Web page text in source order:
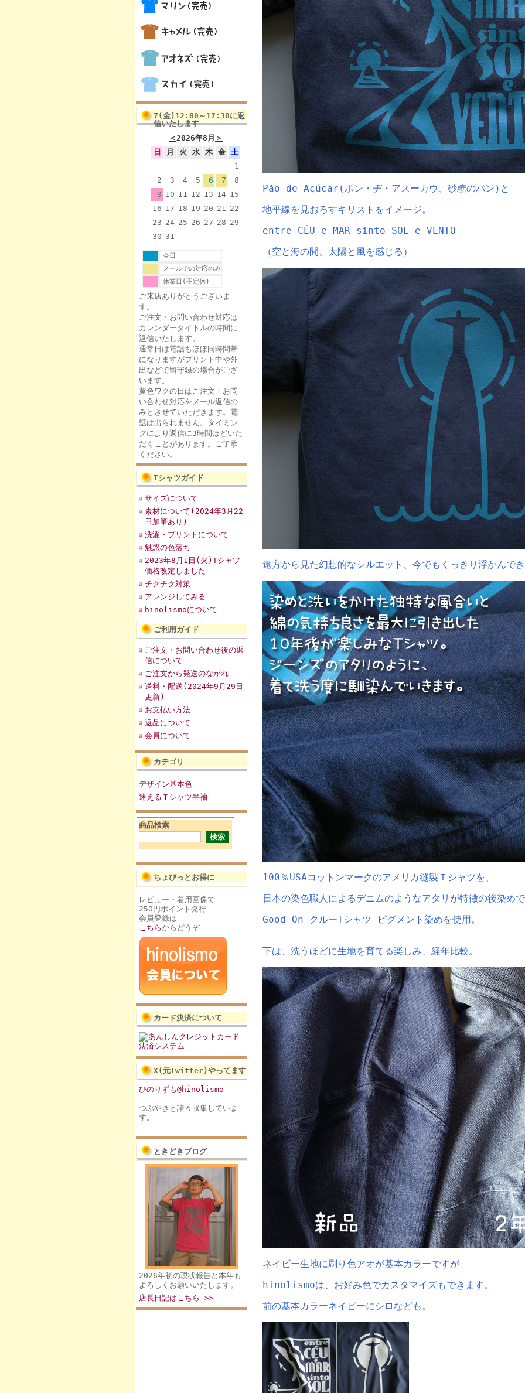
7(金)12:00～17:30に返
信いたします
＜2026年8月 ＞
日
月 火 水 木 金
土
1
2
3 4 5 6 7
8
9 10 11 12 13 14 15
16 17 18 19 20 21 22
23 24 25 26 27 28 29
30 31
今日
メールでの対応のみ
休業日(不定休)
ご来店ありがとうございま
す。
ご注文・お問い合わせ対応は
カレンダータイトルの時間に
返信いたします。
通常日は電話もほぼ同時間帯
になりますがプリント中や外
出などで留守録の場合がござ
います。
黄色ワクの日はご注文・お問
い合わせ対応をメール返信の
みとさせていただきます。電
話は出られません。タイミン
グにより返信に3時間ほどいた
だくことがあります。ご了承
ください。
Tシャツガイド
サイズについて
素材について(2024年3月22
日加筆あり)
洗濯・プリントについて
魅惑の色落ち
2023年8月1日(火)Tシャツ
価格改定しました
チクチク対策
アレンジしてみる
hinolismoについて
ご利用ガイド
ご注文・お問い合わせ後の返
信について
ご注文から発送のながれ
送料・配送(2024年9月29日
更新)
お支払い方法
返品について
会員について
カテゴリ
デザイン基本色
迷えるＴシャツ半袖
商品検索
ちょびっとお得に
レビュー・着用画像で
250円ポイント発行
会員登録は
こちらからどうぞ
カード決済について
X(元Twitter)やってます
ひのりずも@hinolismo
つぶやきと諸々収集していま
す。
ときどきブログ
2026年初の現状報告と本年も
よろしくお願いいたします。
店長日記はこちら >>
Pão de Açúcar(ポン・ヂ・アスーカウ、砂糖のパン)と
地平線を見おろすキリストをイメージ。
entre CÉU e MAR sinto SOL e VENTO
（空と海の間、太陽と風を感じる）
遠方から見た幻想的なシルエット、今でもくっきり浮かんで
100％USAコットンマークのアメリカ縫製Ｔシャツを、
日本の染色職人によるデニムのようなアタリが特徴の後染め
Good On クルーTシャツ ピグメント染めを使用。
下は、洗うほどに生地を育てる楽しみ、経年比較。
ネイビー生地に刷り色アオが基本カラーですが
hinolismoは、お好み色でカスタマイズもできます。
前の基本カラーネイビーにシロなども。